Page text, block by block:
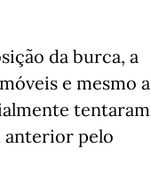
da burca, a
e mesmo a
tentaram
anterior pelo